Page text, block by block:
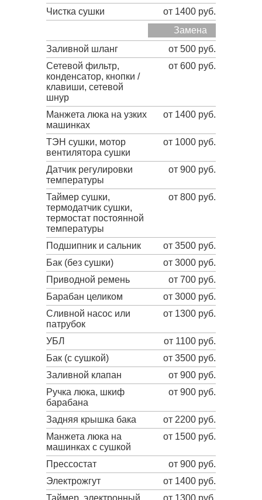
Чистка сушки
от 1400 руб.
Замена
Заливной шланг
от 500 руб.
Сетевой фильтр,
конденсатор, кнопки /
клавиши, сетевой
шнур
от 600 руб.
Манжета люка на узких
машинках
от 1400 руб.
ТЭН сушки, мотор
вентилятора сушки
от 1000 руб.
Датчик регулировки
температуры
от 900 руб.
Таймер сушки,
термодатчик сушки,
термостат постоянной
температуры
от 800 руб.
Подшипник и сальник
от 3500 руб.
Бак (без сушки)
от 3000 руб.
Приводной ремень
от 700 руб.
Барабан целиком
от 3000 руб.
Сливной насос или
патрубок
от 1300 руб.
УБЛ
от 1100 руб.
Бак (с сушкой)
от 3500 руб.
Заливной клапан
от 900 руб.
Ручка люка, шкиф
барабана
от 900 руб.
Задняя крышка бака
от 2200 руб.
Манжета люка на
машинках с сушкой
от 1500 руб.
Прессостат
от 900 руб.
Электрожгут
от 1400 руб.
Таймер, электронный
от 1300 руб.